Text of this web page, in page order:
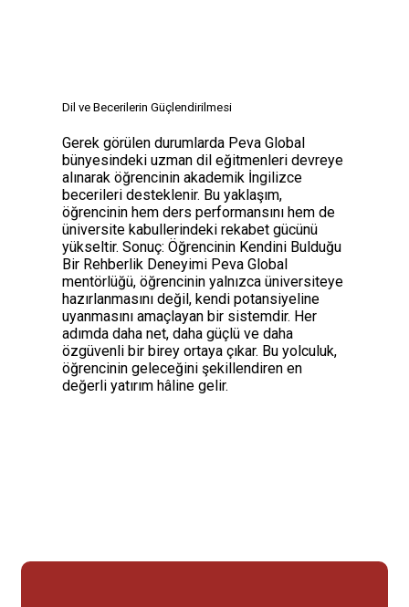
Dil ve Becerilerin Güçlendirilmesi
Gerek görülen durumlarda Peva Global
bünyesindeki uzman dil eğitmenleri devreye
alınarak öğrencinin akademik İngilizce
becerileri desteklenir. Bu yaklaşım,
öğrencinin hem ders performansını hem de
üniversite kabullerindeki rekabet gücünü
yükseltir. Sonuç: Öğrencinin Kendini Bulduğu
Bir Rehberlik Deneyimi Peva Global
mentörlüğü, öğrencinin yalnızca üniversiteye
hazırlanmasını değil, kendi potansiyeline
uyanmasını amaçlayan bir sistemdir. Her
adımda daha net, daha güçlü ve daha
özgüvenli bir birey ortaya çıkar. Bu yolculuk,
öğrencinin geleceğini şekillendiren en
değerli yatırım hâline gelir.